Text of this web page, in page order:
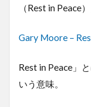
（Rest in Peace
Gary Moore –
Rest in Peace」
いう意味。